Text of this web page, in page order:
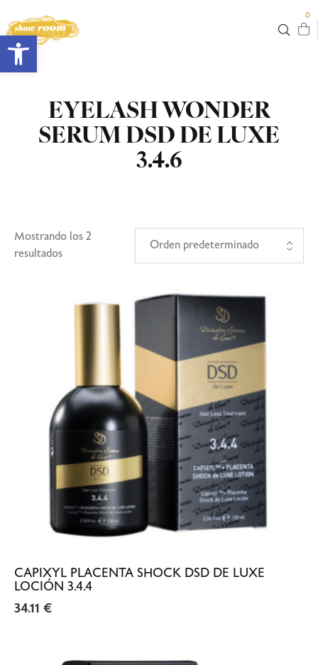
Abrir barra de herramientas
0
EYELASH WONDER
SERUM DSD DE LUXE
3.4.6
Mostrando los 2
resultados
CAPIXYL PLACENTA SHOCK DSD DE LUXE
LOCIÓN 3.4.4
34.11 €